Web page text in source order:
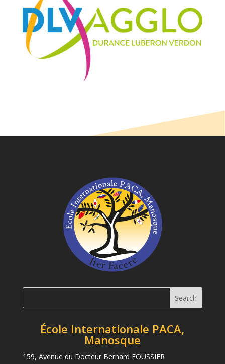
École Internationale PACA,
Manosque
159, Avenue du Docteur Bernard FOUSSIER